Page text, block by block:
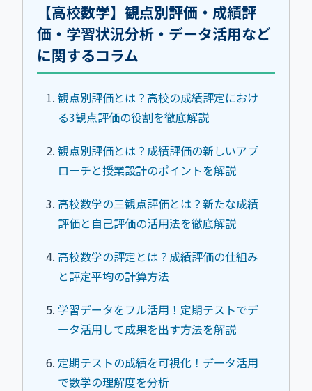
【高校数学】観点別評価・成績評
価・学習状況分析・データ活用など
に関するコラム
観点別評価とは？高校の成績評定におけ
る3観点評価の役割を徹底解説
観点別評価とは？成績評価の新しいアプ
ローチと授業設計のポイントを解説
高校数学の三観点評価とは？新たな成績
評価と自己評価の活用法を徹底解説
高校数学の評定とは？成績評価の仕組み
と評定平均の計算方法
学習データをフル活用！定期テストでデ
ータ活用して成果を出す方法を解説
定期テストの成績を可視化！データ活用
で数学の理解度を分析